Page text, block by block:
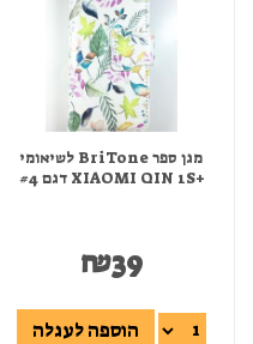
מגן ספר BriTone לשיאומי
+XIAOMI QIN 1S דגם #4
₪39
הוספה לעגלה